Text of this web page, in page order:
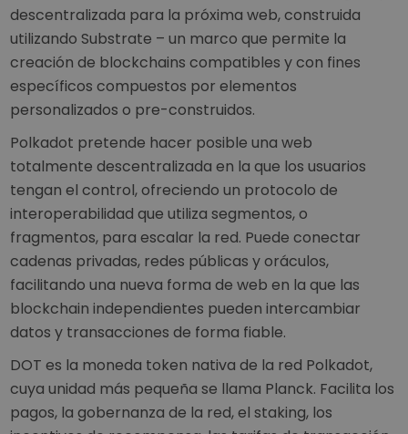
descentralizada para la próxima web, construida
utilizando Substrate – un marco que permite la
creación de blockchains compatibles y con fines
específicos compuestos por elementos
personalizados o pre-construidos.
Polkadot pretende hacer posible una web
totalmente descentralizada en la que los usuarios
tengan el control, ofreciendo un protocolo de
interoperabilidad que utiliza segmentos, o
fragmentos, para escalar la red. Puede conectar
cadenas privadas, redes públicas y oráculos,
facilitando una nueva forma de web en la que las
blockchain independientes pueden intercambiar
datos y transacciones de forma fiable.
DOT es la moneda token nativa de la red Polkadot,
cuya unidad más pequeña se llama Planck. Facilita los
pagos, la gobernanza de la red, el staking, los